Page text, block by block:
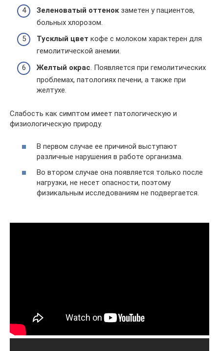
Зеленоватый оттенокзаметен у пациентов,
больных хлорозом.
Тусклый цвет кофе с молоком характерен для
гемолитической анемии.
Желтый окрас. Появляется при гемолитических
проблемах, патологиях печени, а также при
желтухе.
Слабость как симптом имеет патологическую и
физиологическую природу.
В первом случае ее причиной выступают
различные нарушения в работе организма.
Во втором случае она появляется только после
нагрузки, не несет опасности, поэтому
физикальным исследованиям не подвергается.